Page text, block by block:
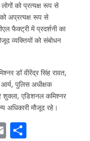
को प्रत्यक्ष रूप से
अप्रत्यक्ष रूप से
फैक्ट्री में प्रदर्शनी का
व्यक्तियों को संबोधन
डॉ वीरेंद्र सिंह रावत,
आर्य, पुलिस अधीक्षक
शुक्ला, एडिशनल कमिश्नर
अधिकारी मौजूद रहे।
E S